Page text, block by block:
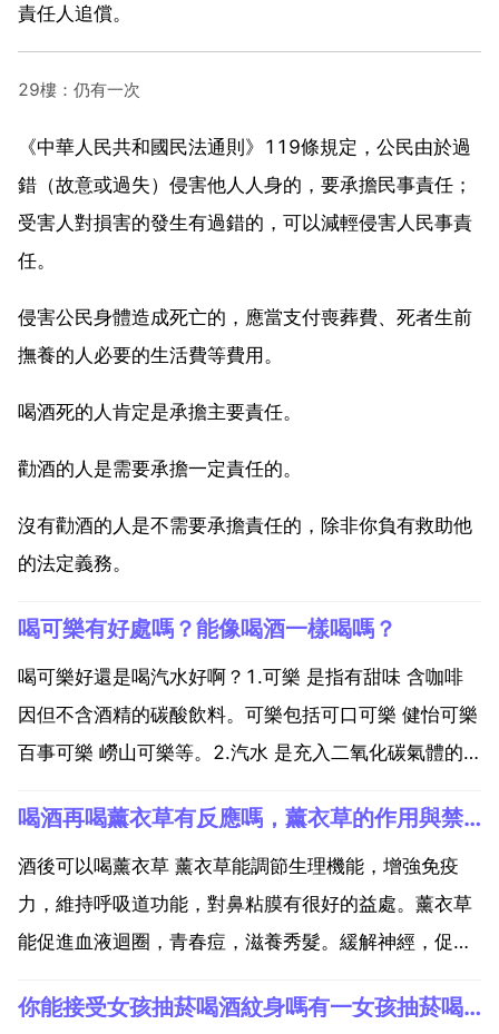
責任人追償。
29樓：仍有一次
《中華人民共和國民法通則》119條規定，公民由於過
錯（故意或過失）侵害他人人身的，要承擔民事責任；
受害人對損害的發生有過錯的，可以減輕侵害人民事責
任。
侵害公民身體造成死亡的，應當支付喪葬費、死者生前
撫養的人必要的生活費等費用。
喝酒死的人肯定是承擔主要責任。
勸酒的人是需要承擔一定責任的。
沒有勸酒的人是不需要承擔責任的，除非你負有救助他
的法定義務。
喝可樂有好處嗎？能像喝酒一樣喝嗎？
喝可樂好還是喝汽水好啊？1.可樂 是指有甜味 含咖啡
因但不含酒精的碳酸飲料。可樂包括可口可樂 健怡可樂
百事可樂 嶗山可樂等。2.汽水 是充入二氧化碳氣體的
工業汽水就是工廠在高溫的環境下，為了保證工人們的
身體健康所提供的含有生理鹽水等礦物質成分和二氧...
喝酒再喝薰衣草有反應嗎，薰衣草的作用與禁忌有哪些
酒後可以喝薰衣草 薰衣草能調節生理機能，增強免疫
力，維持呼吸道功能，對鼻粘膜有很好的益處。薰衣草
能促進血液迴圈，青春痘，滋養秀髮。緩解神經，促進
率。薰衣草還能抗菌消炎，對細菌和真菌都有抑制作 你能接受女孩抽菸喝酒紋身嗎有一女孩抽菸喝酒有菸疤和紋身。你覺得他是什麼樣的人？能不能接受？